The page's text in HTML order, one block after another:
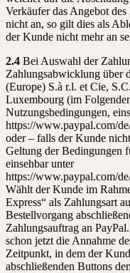
Verkäufer das Angebot
nicht an, so gilt dies als
der Kunde nicht mehr an
2.4 Bei Auswahl der
Zahlungsabwicklung über
(Europe) S.à r.l. et Cie,
Luxembourg (im
Nutzungsbedingungen,
https://www.paypal.com/
oder – falls der Kunde
Geltung der Bedingungen
einsehbar unter
https://www.paypal.com/
Wählt der Kunde im
Express“ als Zahlungsart
Bestellvorgang
Zahlungsauftrag an
schon jetzt die Annahme
Zeitpunkt, in dem der
abschließenden Buttons